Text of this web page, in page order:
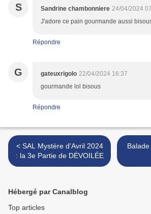
S Sandrine chambonniere 24/04/2024
J'adore ce pain gourmande aussi
Répondre
G gateuxrigolo 22/04/2024 16:37
gourmande lol bisous
Répondre
< SAL Mystère d'Avril 2024
: la 3e Partie de DÉVOILÉE
Hébergé par Canalblog
Top articles